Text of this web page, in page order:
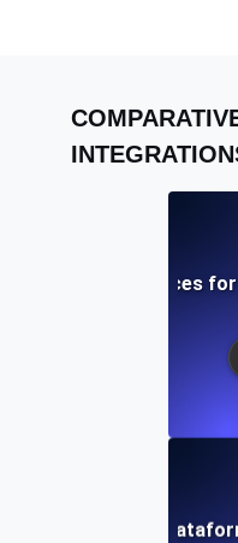
Best Practices
Evaluación de